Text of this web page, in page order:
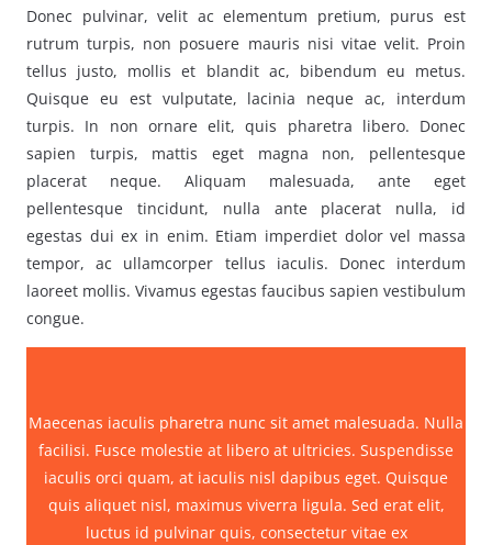
Donec pulvinar, velit ac elementum pretium, purus est
rutrum turpis, non posuere mauris nisi vitae velit. Proin
tellus justo, mollis et blandit ac, bibendum eu metus.
Quisque eu est vulputate, lacinia neque ac, interdum
turpis. In non ornare elit, quis pharetra libero. Donec
sapien turpis, mattis eget magna non, pellentesque
placerat neque. Aliquam malesuada, ante eget
pellentesque tincidunt, nulla ante placerat nulla, id
egestas dui ex in enim. Etiam imperdiet dolor vel massa
tempor, ac ullamcorper tellus iaculis. Donec interdum
laoreet mollis. Vivamus egestas faucibus sapien vestibulum
congue.
Maecenas iaculis pharetra nunc sit amet malesuada. Nulla
facilisi. Fusce molestie at libero at ultricies. Suspendisse
iaculis orci quam, at iaculis nisl dapibus eget. Quisque
quis aliquet nisl, maximus viverra ligula. Sed erat elit,
luctus id pulvinar quis, consectetur vitae ex